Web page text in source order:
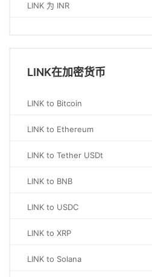
LINK 为 INR
LINK在加密货币
LINK to Bitcoin
LINK to Ethereum
LINK to Tether USDt
LINK to BNB
LINK to USDC
LINK to XRP
LINK to Solana